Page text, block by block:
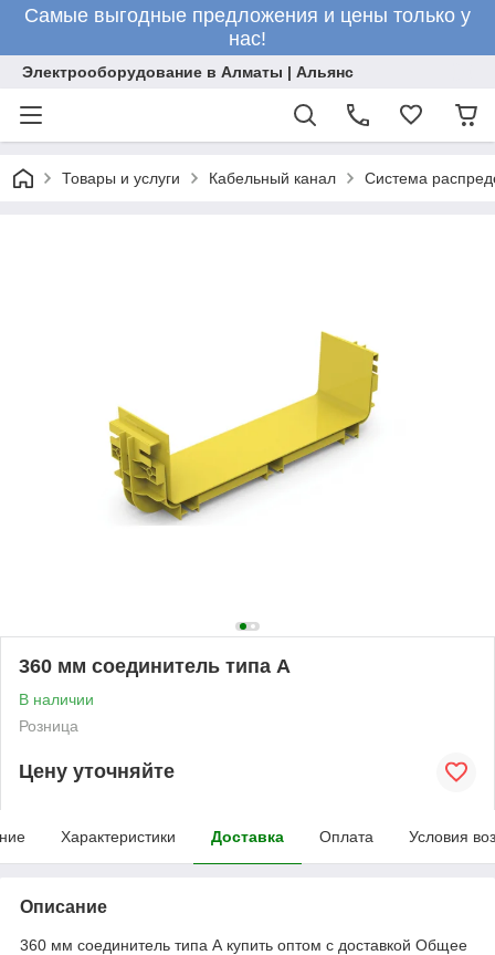
Самые выгодные предложения и цены только у
нас!
Электрооборудование в Алматы | Альянс
Товары и услуги Кабельный канал Система
360 мм соединитель типа А
В наличии
Розница
Цену уточняйте
Характеристики Доставка Оплата Условия
Описание
360 мм соединитель типа А купить оптом с доставкой Общее